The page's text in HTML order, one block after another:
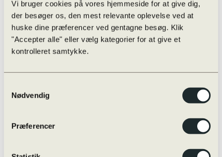
Vi bruger cookies på vores hjemmeside for at give dig,
der besøger os, den mest relevante oplevelse ved at
huske dine præferencer ved gentagne besøg. Klik
"Accepter alle" eller vælg kategorier for at give et
kontrolleret samtykke.
Nødvendig
Præferencer
Der er endnu ikke oprettet nogle punkter i